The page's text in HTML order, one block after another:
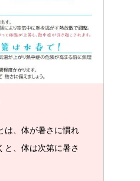
は、体が暑さに慣れ
と、体は次第に暑さ